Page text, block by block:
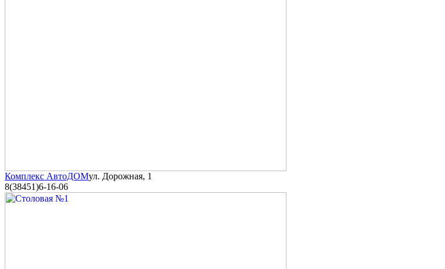
Комплекс АвтоДОМул. Дорожная, 1
8(38451)6-16-06